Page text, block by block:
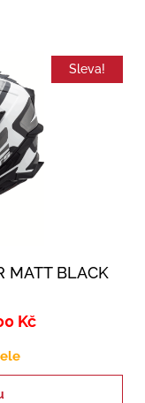
Sleva!
MATT BLACK
Kč